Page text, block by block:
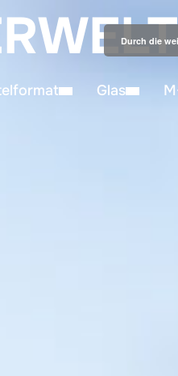
Glas
Durch die